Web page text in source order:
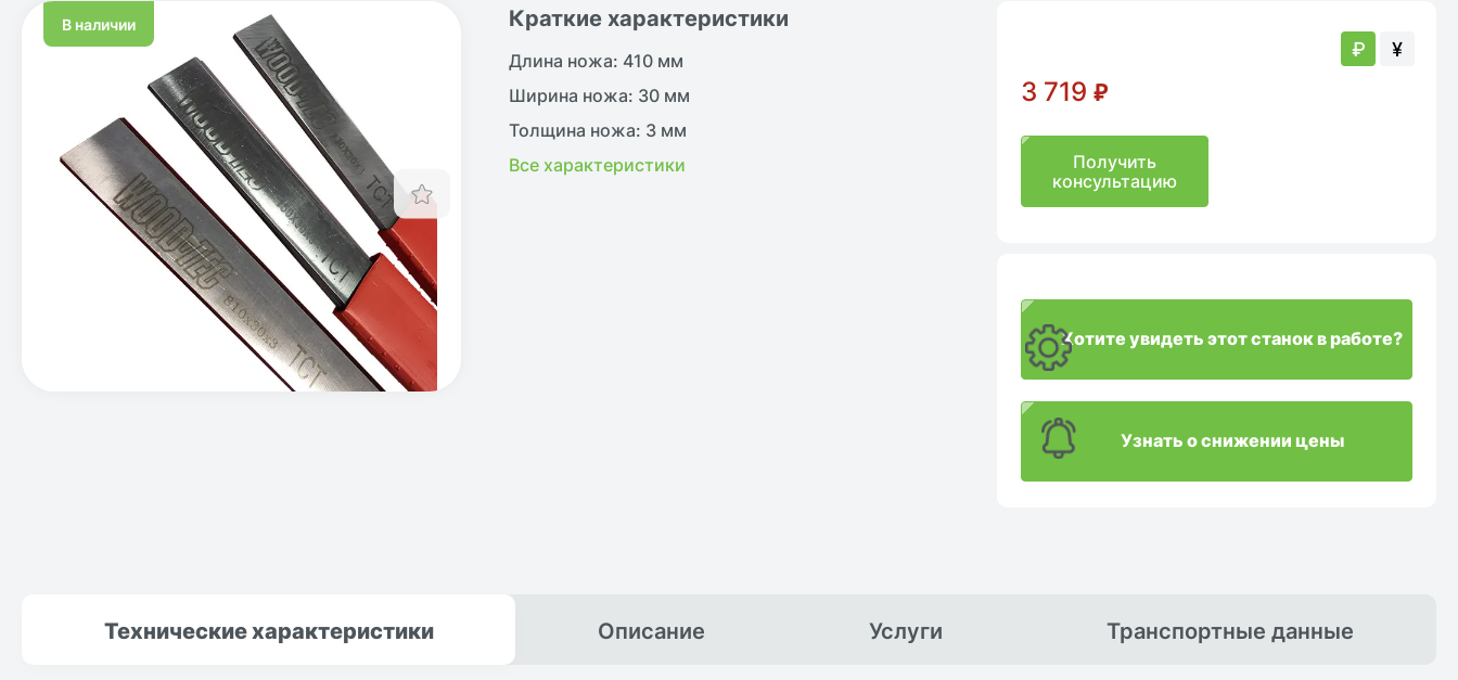
В наличии Краткие характеристики
Длина ножа: 410 мм
Ширина ножа: 30 мм
Толщина ножа: 3 мм
Все характеристики
₽ ¥
3 719 ₽
Получить
консультацию
Хотите увидеть этот станок в работе?
Узнать о снижении цены
Техническиехарактеристики Описание Услуги Транспортные данные